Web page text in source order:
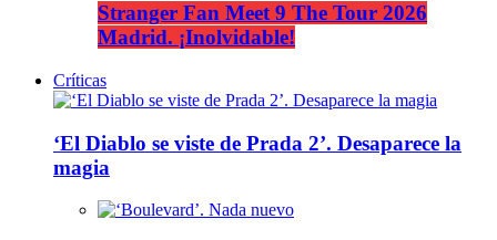
Stranger Fan Meet 9 The Tour 2026
Madrid. ¡Inolvidable!
Críticas
‘El Diablo se viste de Prada 2’. Desaparece la
magia